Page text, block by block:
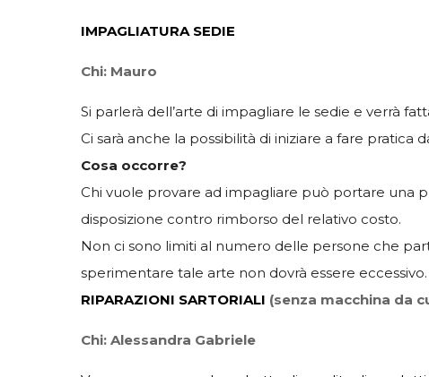
IMPAGLIATURA SEDIE
Chi: Mauro
Si parlerà dell’arte di impagliare le sedie e verrà
Ci sarà anche la possibilità di iniziare a fare pratica
Cosa occorre?
Chi vuole provare ad impagliare può portare una
disposizione contro rimborso del relativo costo.
Non ci sono limiti al numero delle persone che
sperimentare tale arte non dovrà essere eccessivo.
RIPARAZIONI SARTORIALI (senza macchina da
Chi: Alessandra Gabriele